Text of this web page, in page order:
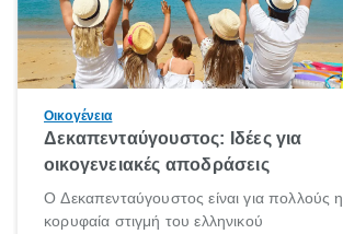
Οικογένεια
Δεκαπενταύγουστος: Ιδέες για
οικογενειακές αποδράσεις
Ο Δεκαπενταύγουστος είναι για πολλούς η
κορυφαία στιγμή του ελληνικού